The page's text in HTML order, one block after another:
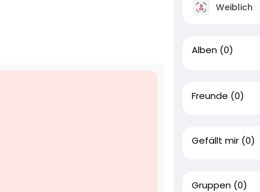
Weiblich
Alben (0)
Freunde (0)
Gefällt mir (0)
Gruppen (0)